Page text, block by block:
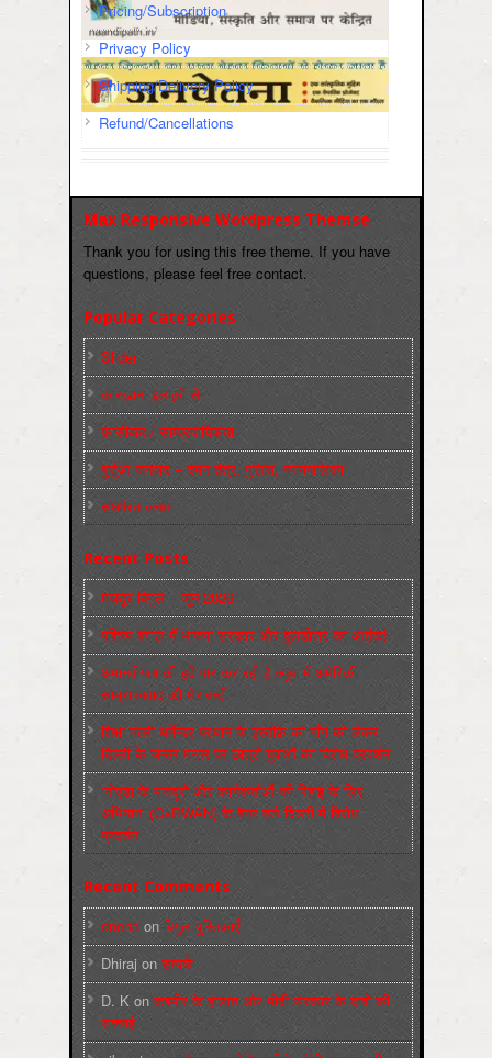
Pricing/Subscription
Privacy Policy
Shipping/Delivery Policy
Refund/Cancellations
Max Responsive Wordpress Themse
Thank you for using this free theme. If you have
questions, please feel free contact.
Popular Categories
Slider
कारख़ाना इलाक़ों से
फ़ासीवाद / साम्‍प्रदायिकता
बुर्जुआ जनवाद – दमन तंत्र, पुलिस, न्‍यायपालिका
संघर्षरत जनता
Recent Posts
मज़दूर बिगुल – जून 2026
पश्चिम बंगाल में भाजपा सरकार और बुलडोज़र का आतंक!
अमानवीयता की हदें पार कर रही है क्यूबा में अमेरिकी
साम्राज्यवाद की घेराबन्दी
शिक्षा मंत्री धर्मेन्द्र प्रधान के इस्तीफ़े की माँग को लेकर
दिल्ली के जन्तर-मन्तर पर छात्रों-युवाओं का विरोध प्रदर्शन
‘नोएडा के मज़दूरों और कार्यकर्ताओं की रिहाई के लिए
अभियान’ (CaRWAN) के बैनर तले दिल्ली में विरोध
प्रदर्शन
Recent Comments
sneha on बिगुल पुस्तिकाएँ
Dhiraj on सम्पर्क
D. K on कश्मीर के हालात और मोदी सरकार के दावों की
सच्चाई